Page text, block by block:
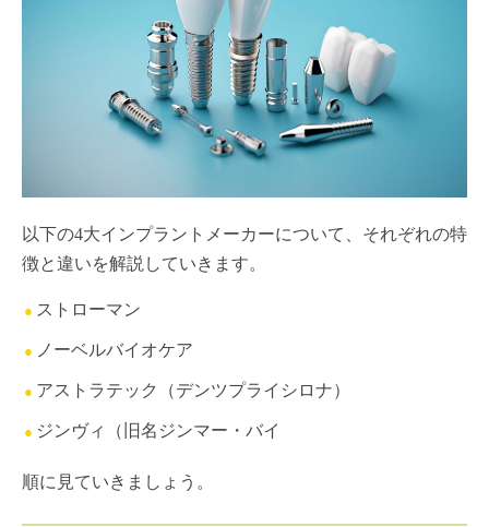
以下の4大インプラントメーカーについて、それぞれの特
徴と違いを解説していきます。
ストローマン
ノーベルバイオケア
アストラテック（デンツプライシロナ）
ジンヴィ（旧名ジンマー・バイ
順に見ていきましょう。